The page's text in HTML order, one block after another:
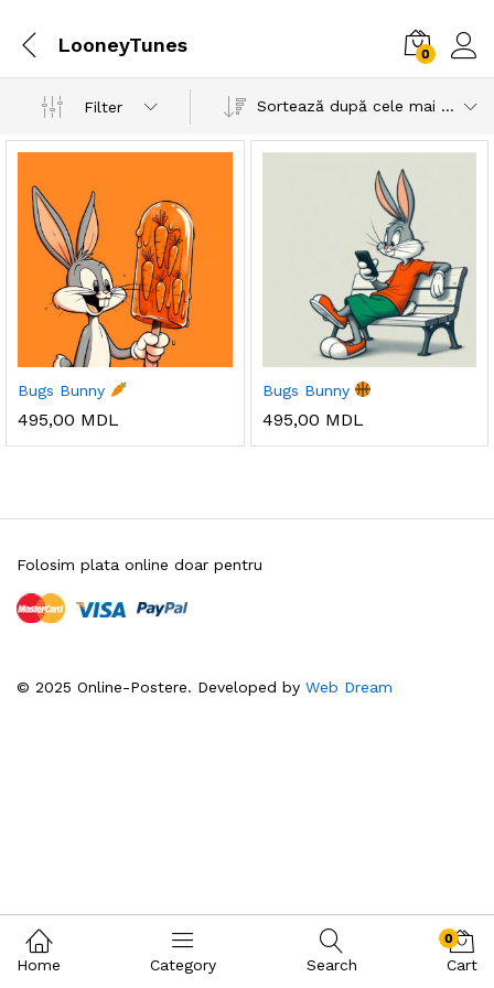
LooneyTunes 0
Filter Sortează după cele mai recente
Bugs Bunny
495,00 MDL
Bugs Bunny
495,00 MDL
© 2025 Online-Postere. Developed by Web Dream
Folosim plata online doar pentru
Home Category Search
0
Cart